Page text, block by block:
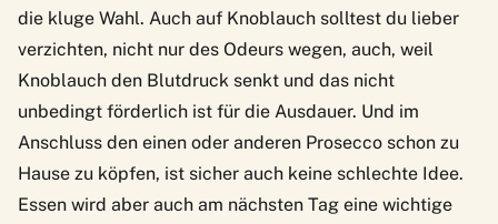
die kluge Wahl. Auch auf Knoblauch solltest du lieber
verzichten, nicht nur des Odeurs wegen, auch, weil
Knoblauch den Blutdruck senkt und das nicht
unbedingt förderlich ist für die Ausdauer. Und im
Anschluss den einen oder anderen Prosecco schon zu
Hause zu köpfen, ist sicher auch keine schlechte Idee.
Essen wird aber auch am nächsten Tag eine wichtige